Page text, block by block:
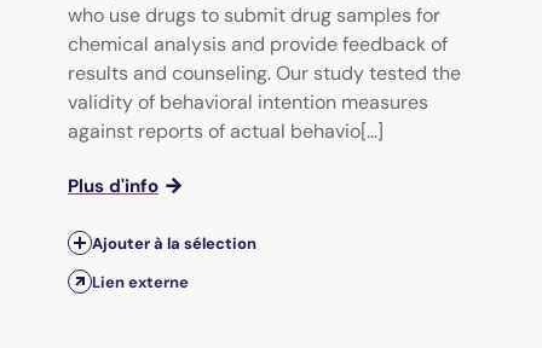
who use drugs to submit drug samples for
chemical analysis and provide feedback of
results and counseling. Our study tested the
validity of behavioral intention measures
against reports of actual behavio[...]
Plus d'info
Ajouter à la sélection
Lien externe